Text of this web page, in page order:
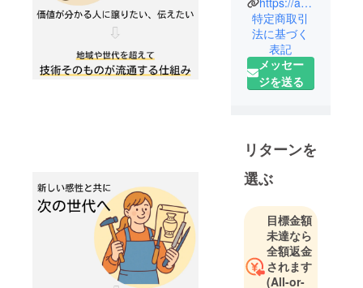
産業省推進
資格ITコー
ディネータ
(ITC)｜もの
づくりの、
融合につい
て情報発信
｜ジュエ
リー・アク
セサリーの
制作や、販
売活動につ
いて学びた
特定商取引
法に基づく
表記
メッセー
ジを送る
リターンを
選ぶ
目標金額
未達なら
全額返金
されます
(All-or-